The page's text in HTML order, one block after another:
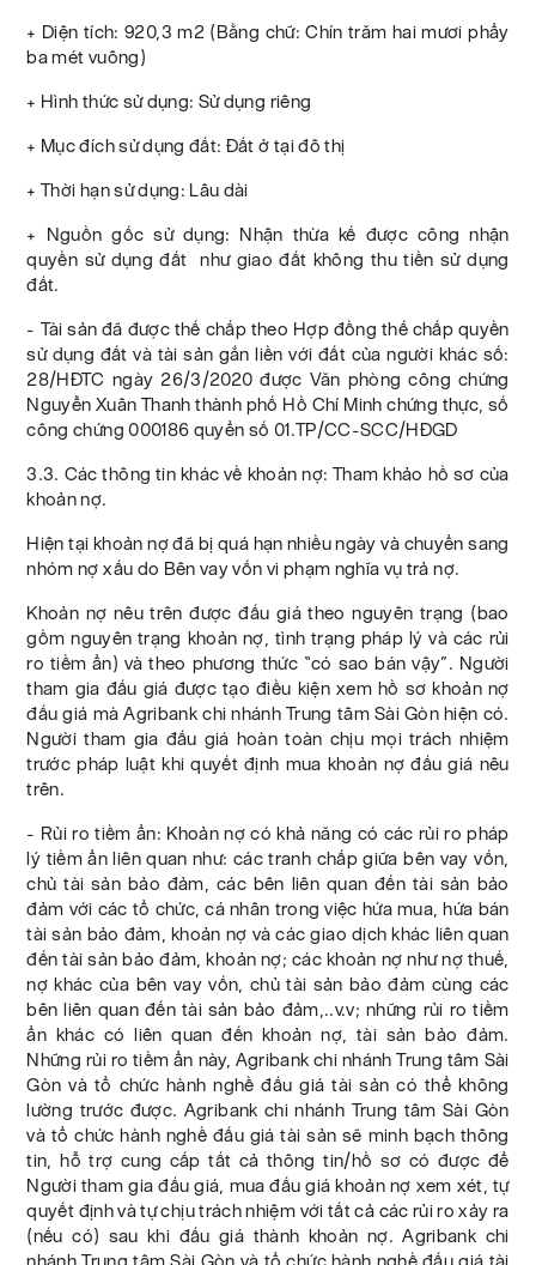
+ Diện tích: 920,3 m2 (Bằng chữ: Chín trăm hai mươi phẩy
ba mét vuông)
+ Hình thức sử dụng: Sử dụng riêng
+ Mục đích sử dụng đất: Đất ở tại đô thị
+ Thời hạn sử dụng: Lâu dài
+ Nguồn gốc sử dụng: Nhận thừa kế được công nhận
quyền sử dụng đất như giao đất không thu tiền sử dụng
đất.
- Tài sản đã được thế chấp theo Hợp đồng thế chấp quyền
sử dụng đất và tài sản gắn liền với đất của người khác số:
28/HĐTC ngày 26/3/2020 được Văn phòng công chứng
Nguyễn Xuân Thanh thành phố Hồ Chí Minh chứng thực, số
công chứng 000186 quyển số 01.TP/CC-SCC/HĐGD
3.3. Các thông tin khác về khoản nợ: Tham khảo hồ sơ của
khoản nợ.
Hiện tại khoản nợ đã bị quá hạn nhiều ngày và chuyển sang
nhóm nợ xấu do Bên vay vốn vi phạm nghĩa vụ trả nợ.
Khoản nợ nêu trên được đấu giá theo nguyên trạng (bao
gồm nguyên trạng khoản nợ, tình trạng pháp lý và các rủi
ro tiềm ẩn) và theo phương thức “có sao bán vậy”. Người
tham gia đấu giá được tạo điều kiện xem hồ sơ khoản nợ
đấu giá mà Agribank chi nhánh Trung tâm Sài Gòn hiện có.
Người tham gia đấu giá hoàn toàn chịu mọi trách nhiệm
trước pháp luật khi quyết định mua khoản nợ đấu giá nêu
trên.
- Rủi ro tiềm ẩn: Khoản nợ có khả năng có các rủi ro pháp
lý tiềm ẩn liên quan như: các tranh chấp giữa bên vay vốn,
chủ tài sản bảo đảm, các bên liên quan đến tài sản bảo
đảm với các tổ chức, cá nhân trong việc hứa mua, hứa bán
tài sản bảo đảm, khoản nợ và các giao dịch khác liên quan
đến tài sản bảo đảm, khoản nợ; các khoản nợ như nợ thuế,
nợ khác của bên vay vốn, chủ tài sản bảo đảm cùng các
bên liên quan đến tài sản bảo đảm,..v.v; những rủi ro tiềm
ẩn khác có liên quan đến khoản nợ, tài sản bảo đảm.
Những rủi ro tiềm ẩn này, Agribank chi nhánh Trung tâm Sài
Gòn và tổ chức hành nghề đấu giá tài sản có thể không
lường trước được. Agribank chi nhánh Trung tâm Sài Gòn
và tổ chức hành nghề đấu giá tài sản sẽ minh bạch thông
tin, hỗ trợ cung cấp tất cả thông tin/hồ sơ có được để
Người tham gia đấu giá, mua đấu giá khoản nợ xem xét, tự
quyết định và tự chịu trách nhiệm với tất cả các rủi ro xảy ra
(nếu có) sau khi đấu giá thành khoản nợ. Agribank chi
nhánh Trung tâm Sài Gòn và tổ chức hành nghề đấu giá tài